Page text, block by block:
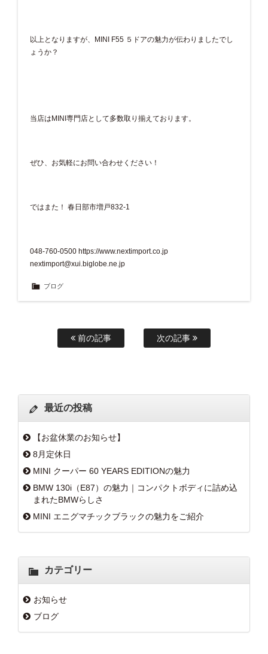
以上となりますが、MINI F55 ５ドアの魅力が伝わりましたでし
ょうか？
当店はMINI専門店として多数取り揃えております。
ぜひ、お気軽にお問い合わせください！
ではまた！ 春日部市増戸832-1
048-760-0500 https://www.nextimport.co.jp
nextimport@xui.biglobe.ne.jp
ブログ
前の記事 次の記事
最近の投稿
【お盆休業のお知らせ】
8月定休日
MINI クーパー 60 YEARS EDITIONの魅力
BMW 130i（E87）の魅力｜コンパクトボディに詰め込
まれたBMWらしさ
MINI エニグマチックブラックの魅力をご紹介
カテゴリー
お知らせ
ブログ